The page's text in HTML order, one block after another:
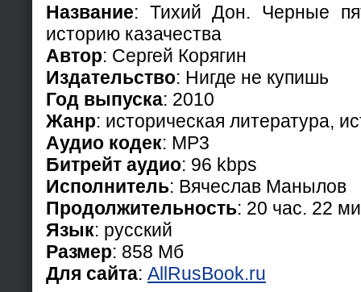
Название: Тихий Дон. Черные
историю казачества
Автор: Сергей Корягин
Издательство: Нигде не купишь
Год выпуска: 2010
Жанр: историческая литература,
Аудио кодек: MP3
Битрейт аудио: 96 kbps
Исполнитель: Вячеслав Манылов
Продолжительность: 20 час. 22
Язык: русский
Размер: 858 Мб
Для сайта: AllRusBook.ru